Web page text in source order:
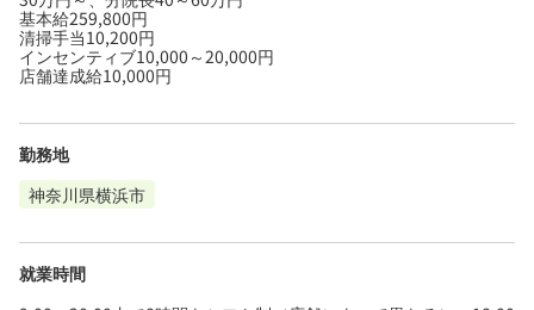
基本給259,800円
清掃手当10,200円
インセンティブ10,000～20,000円
店舗達成給10,000円
勤務地
神奈川県横浜市
就業時間